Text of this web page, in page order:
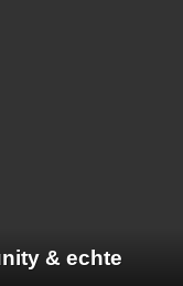
& echte